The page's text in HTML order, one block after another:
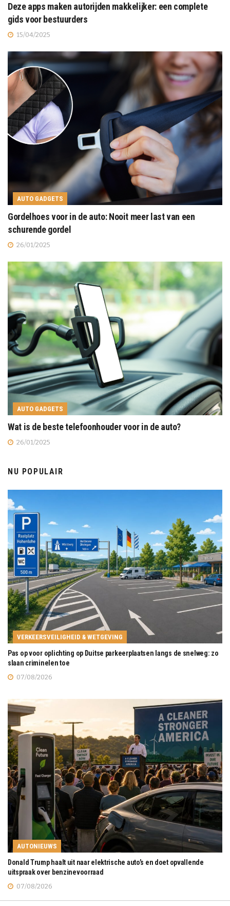
Deze apps maken autorijden makkelijker: een complete
gids voor bestuurders
15/04/2025
AUTO GADGETS
Gordelhoes voor in de auto: Nooit meer last van een
schurende gordel
26/01/2025
AUTO GADGETS
Wat is de beste telefoonhouder voor in de auto?
26/01/2025
NU POPULAIR
VERKEERSVEILIGHEID & WETGEVING
Pas op voor oplichting op Duitse parkeerplaatsen langs de snelweg: zo
slaan criminelen toe
07/08/2026
AUTONIEUWS
Donald Trump haalt uit naar elektrische auto’s en doet opvallende
uitspraak over benzinevoorraad
07/08/2026